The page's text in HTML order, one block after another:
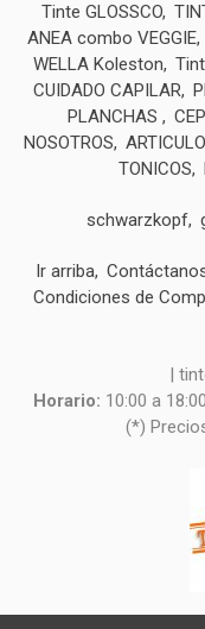
Tinte GLOSSCO
ANEA combo VEGGIE
WELLA Koleston
CUIDADO CAPILAR
PLANCHAS
NOSOTROS
TONICOS
schwarzkopf
Ir arriba
Condiciones de
|
Horario: 10:00 a
(*)